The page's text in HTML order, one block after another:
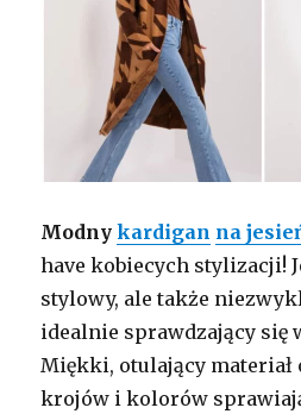
Modnykardigan na
have kobiecych stylizacji!
stylowy, ale także
idealnie sprawdzający się
Miękki, otulający materiał
krojów i kolorów